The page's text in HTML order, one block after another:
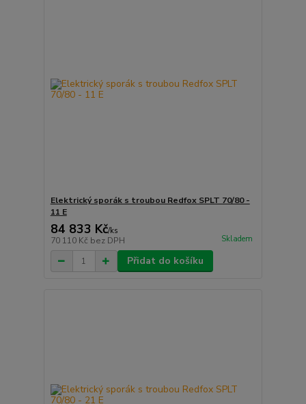
Elektrický sporák s troubou Redfox SPLT 70/80 -
11 E
84 833 Kč/ks
70 110 Kč bez DPH Skladem
Přidat do košíku